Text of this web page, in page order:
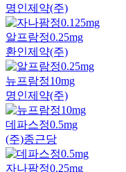
명인제약(주)
알프람정0.25mg
환인제약(주)
뉴프람정10mg
명인제약(주)
데파스정0.5mg
(주)종근당
자나팜정0.25mg